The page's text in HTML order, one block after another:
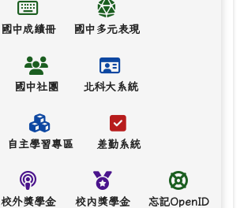
國中成績冊 國中多元表現
國中社團 北科大系統
自主學習專區 差勤系統
校外獎學金 校內獎學金 忘記OpenID